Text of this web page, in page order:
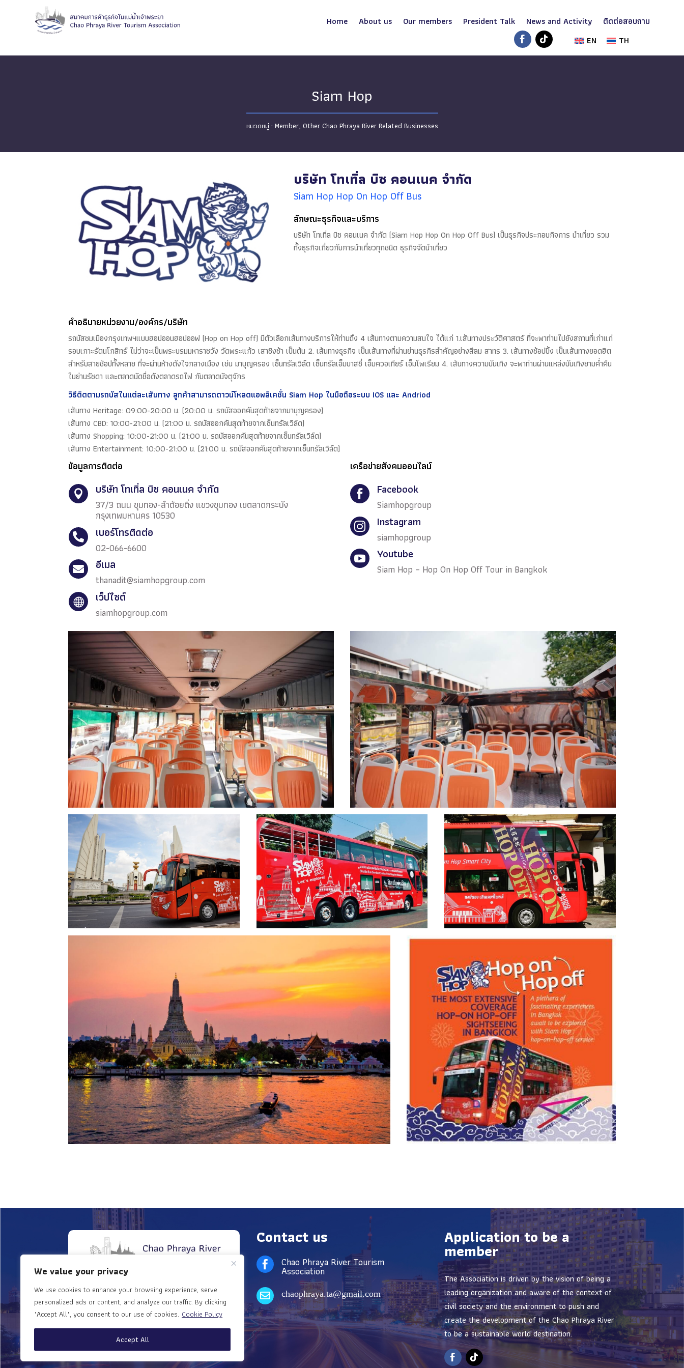
We value your privacy
We use cookies to enhance your browsing experience, serve
personalized ads or content, and analyze our traffic. By clicking
"Accept All", you consent to our use of cookies. Cookie Policy
Accept All
Home About us Our members President Talk News and Activity
ติดต่อสอบถาม
EN
TH
Siam Hop
Member, Other Chao Phraya River Related Businesses
บริษัท โทเทิ่ล บิซ คอนเนค จำกัด
Siam Hop Hop On Hop Off Bus
ลักษณะธุรกิจและบริการ
บริษัท โทเทิ่ล บิซ คอนเนค จำกัด (Siam Hop Hop On Hop Off Bus) เป็นธุรกิจประกอบกิจการ นำเที่ยว รวม
ทั้งธุรกิจเกี่ยวกับการนำเที่ยวทุกชนิด ธุรกิจจัดนำเที่ยว
คำอธิบายหน่วยงาน/องค์กร/บริษัท
รถบัสชมเมืองกรุงเทพฯแบบฮอปออนฮอปออฟ (Hop on Hop off) มีตัวเลือกเส้นทางบริการให้ท่านถึง 4 เส้นทางตามความสนใจ ได้แก่ 1.เส้นทางประวัติศาสตร์ ที่จะพาท่านไปยังสถานที่เก่าแก่
รอบเกาะรัตนโกสิทร์ ไม่ว่าจะเป็นพระบรมมหาราชวัง วัดพระแก้ว เสาชิงช้า เป็นต้น 2. เส้นทางธุรกิจ เป็นเส้นทางที่ผ่านย่านธุรกิรสำคัญอย่างสีลม สาทร 3. เส้นทางช้อปปิ้ง เป็นเส้นทางยอดฮิต
สำหรับสายช้อปทั้งหลาย ที่จะผ่านห้างดังใจกลางเมือง เช่น มาบุญครอง เซ็นทรัลเวิล์ด เซ็นทรัลเอ็มบาสซี่ เอ็มควอเทียร์ เอ็มโพเรียม 4. เส้นทางความบันเทิง จะพาท่านผ่านแหล่งบันเทิงยามค่ำคืน
ในย่านรัชดา และตลาดนัดชื่อดังตลาดรถไฟ กับตลาดนัจตุจักร
วิธีติดตามรถบัสในแต่ละเส้นทาง ลูกค้าสามารถดาวน์โหลดแอพลิเคชั่น Siam Hop ในมือถือระบบ IOS และ Andriod
เส้นทาง Heritage: 09:00-20:00 น. (20:00 น. รถบัสออกคันสุดท้ายจากมาบุญครอง)
เส้นทาง CBD: 10:00-21:00 น. (21:00 น. รถบัสออกคันสุดท้ายจากเซ็นทรัลเวิล์ด)
เส้นทาง Shopping: 10:00-21:00 น. (21:00 น. รถบัสออกคันสุดท้ายจากเซ็นทรัลเวิล์ด)
เส้นทาง Entertainment: 10:00-21:00 น. (21:00 น. รถบัสออกคันสุดท้ายจากเซ็นทรัลเวิล์ด)
ข้อมูลการติดต่อ
 บริษัท โทเทิ่ล บิซ คอนเนค จำกัด
37/3 ถนน ขุมทอง-ลำต้อยติ่ง แขวงขุมทอง เขตลาดกระบัง
กรุงเทพมหานคร 10530
 เบอร์โทรติดต่อ
02-066-6600
 อีเมล
thanadit@siamhopgroup.com
 เว็ปไซต์
siamhopgroup.com
เครือข่ายสังคมออนไลน์
 Facebook
Siamhopgroup
 Instagram
siamhopgroup
 Youtube
Siam Hop – Hop On Hop Off Tour in Bangkok
Apply for association
membership
Contact us
 Chao Phraya River Tourism
Association
 chaophraya.ta@gmail.com
Application to be a
member
The Association is driven by the vision of being a
leading organization and aware of the context of
civil society and the environment to push and
create the development of the Chao Phraya River
to be a sustainable world destination.